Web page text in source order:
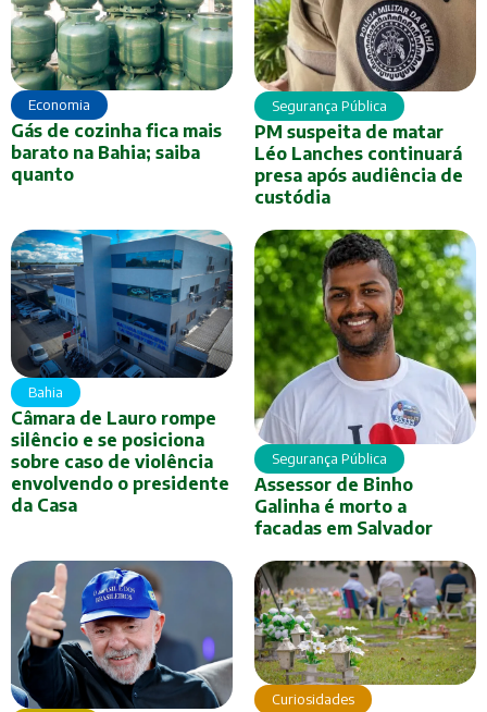
Economia
Gás de cozinha fica mais
barato na Bahia; saiba
quanto
Segurança Pública
PM suspeita de matar
Léo Lanches continuará
presa após audiência de
custódia
Bahia
Câmara de Lauro rompe
silêncio e se posiciona
sobre caso de violência
envolvendo o presidente
da Casa
Segurança Pública
Assessor de Binho
Galinha é morto a
facadas em Salvador
Curiosidades